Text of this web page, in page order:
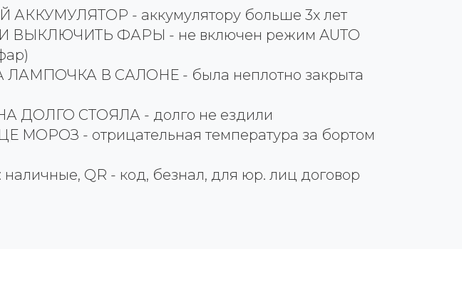
АККУМУЛЯТОР - аккумулятору больше 3х лет
ВЫКЛЮЧИТЬ ФАРЫ - не включен режим AUTO
ЛАМПОЧКА В САЛОНЕ - была неплотно закрыта
ДОЛГО СТОЯЛА - долго не ездили
МОРОЗ - отрицательная температура за бортом
наличные, QR - код, безнал, для юр. лиц договор